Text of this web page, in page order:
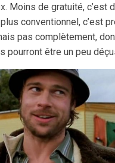
Moins de gratuité, c’est
conventionnel, c’est
pas complètement,
pourront être un peu